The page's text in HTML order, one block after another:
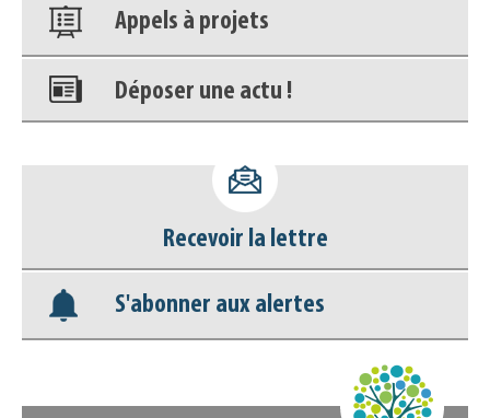
Appels à projets
Déposer une actu !
déconnecter)
Base documentaire
Nos veilles Scoop.it
Recevoir la lettre
S'abonner aux alertes